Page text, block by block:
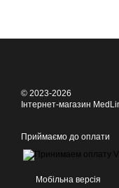
© 2023-2026
Інтернет-магазин
Приймаємо до оплати
Мобільна версія